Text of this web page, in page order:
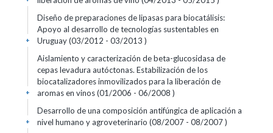
Diseño de preparaciones de lipasas para biocatálisis:
Apoyo al desarrollo de tecnologías sustentables en
Uruguay (03/2012 - 03/2013 )
+
Aislamiento y caracterización de beta-glucosidasa de
cepas levadura autóctonas. Estabilización de los
biocatalizadores inmovilizados para la liberación de
aromas en vinos (01/2006 - 06/2008 )
+
Desarrollo de una composición antifúngica de aplicación a
nivel humano y agroveterinario (08/2007 - 08/2007 )
+